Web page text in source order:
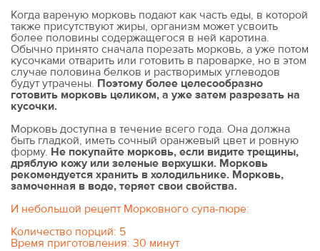
Когда вареную морковь подают как часть еды, в которой
также присутствуют жиры, организм может усвоить
более половины содержащегося в ней каротина.
Обычно принято сначала порезать морковь, а уже потом
кусочками отварить или готовить в пароварке, но в этом
случае половина белков и растворимых углеводов
будут утрачены. Поэтому более целесообразно
готовить морковь целиком, а уже затем разрезать на
кусочки.
Морковь доступна в течение всего года. Она должна
быть гладкой, иметь сочный оранжевый цвет и ровную
форму. Не покупайте морковь, если видите трещины,
дряблую кожу или зеленые верхушки. Морковь
рекомендуется хранить в холодильнике. Морковь,
замоченная в воде, теряет свои свойства.
И небольшой рецепт Морковного супа-пюре:
Количество порций: 5
Время приготовления: 30 минут